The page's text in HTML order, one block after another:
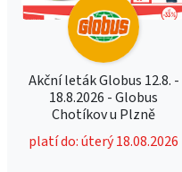
Akční leták Globus 12.8. -
18.8.2026 - Globus
Chotíkov u Plzně
platí do: úterý 18.08.2026